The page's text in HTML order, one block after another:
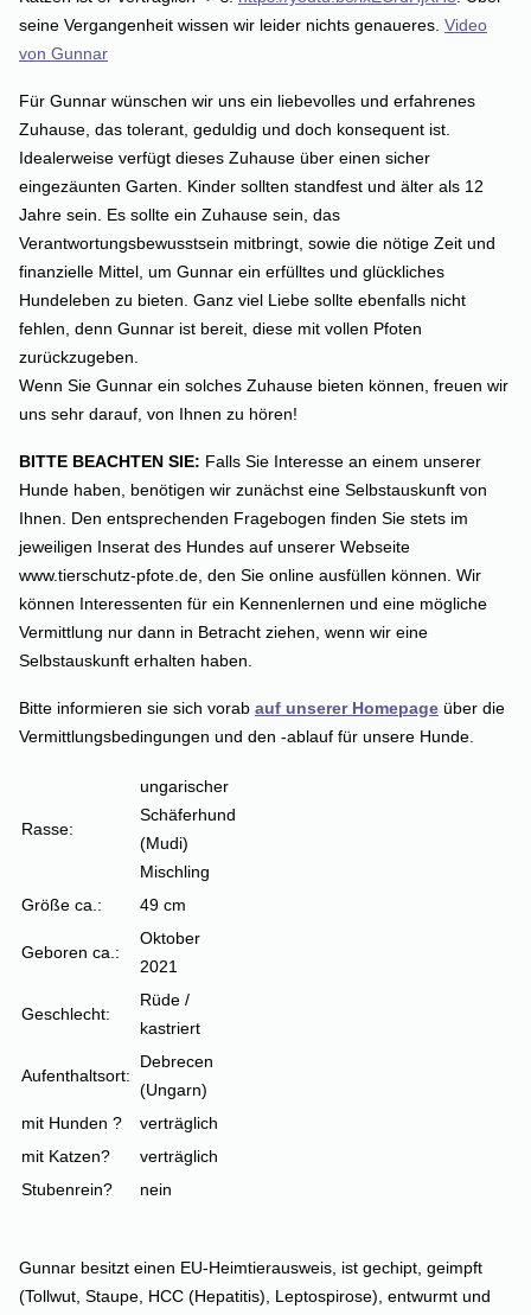
seine Vergangenheit wissen wir leider nichts genaueres. Video
von Gunnar
Für Gunnar wünschen wir uns ein liebevolles und erfahrenes
Zuhause, das tolerant, geduldig und doch konsequent ist.
Idealerweise verfügt dieses Zuhause über einen sicher
eingezäunten Garten. Kinder sollten standfest und älter als 12
Jahre sein. Es sollte ein Zuhause sein, das
Verantwortungsbewusstsein mitbringt, sowie die nötige Zeit und
finanzielle Mittel, um Gunnar ein erfülltes und glückliches
Hundeleben zu bieten. Ganz viel Liebe sollte ebenfalls nicht
fehlen, denn Gunnar ist bereit, diese mit vollen Pfoten
zurückzugeben.
Wenn Sie Gunnar ein solches Zuhause bieten können, freuen wir
uns sehr darauf, von Ihnen zu hören!
BITTE BEACHTEN SIE: Falls Sie Interesse an einem unserer
Hunde haben, benötigen wir zunächst eine Selbstauskunft von
Ihnen. Den entsprechenden Fragebogen finden Sie stets im
jeweiligen Inserat des Hundes auf unserer Webseite
www.tierschutz-pfote.de, den Sie online ausfüllen können. Wir
können Interessenten für ein Kennenlernen und eine mögliche
Vermittlung nur dann in Betracht ziehen, wenn wir eine
Selbstauskunft erhalten haben.
Bitte informieren sie sich vorab auf unserer Homepage über die
Vermittlungsbedingungen und den -ablauf für unsere Hunde.
Rasse:
ungarischer
Schäferhund
(Mudi)
Mischling
Größe ca.:
49 cm
Geboren ca.:
Oktober
2021
Geschlecht:
Rüde /
kastriert
Aufenthaltsort:
Debrecen
(Ungarn)
mit Hunden ?
verträglich
mit Katzen?
verträglich
Stubenrein?
nein
Gunnar besitzt einen EU-Heimtierausweis, ist gechipt, geimpft
(Tollwut, Staupe, HCC (Hepatitis), Leptospirose), entwurmt und